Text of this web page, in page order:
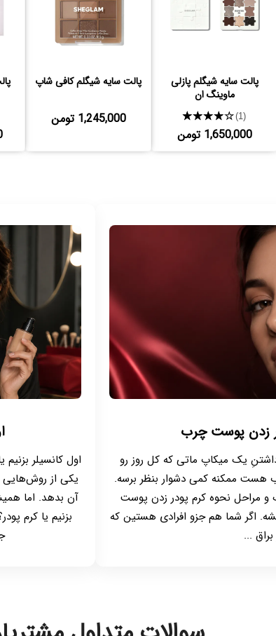
پالت سایه شیگلم پازلی
ماوینگ ان
★★★★★(1)
1,650,000 تومن
پالت سایه شیگلم کافی شاپ
1,245,000 تومن
زدن پوست چرب
یک میکاپ ماتی که کل روز رو
هست ممکنه کمی دشوار بنظر برسه.
و مراحل نحوه کرم پودر زدن پوست
اگر شما هم جزو افرادی هستین که
براق ...
اول کانسیلر
یکی از روش‌هایی
آن بدهد. اما
بزنیم یا کرم